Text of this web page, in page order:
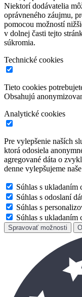
Niektorí dodávatelia
oprávneného záujmu,
pomocou možností
v dolnej časti tejto
súkromia.
Technické cookies
Tieto cookies
Obsahujú
Analytické cookies
Pre vylepšenie naších
ktorá odosiela
agregované dáta o
denne vylepšujeme
Súhlas s ukladaním
Súhlas s odoslaní
Súhlas s
Súhlas s
Spravovať možnosti